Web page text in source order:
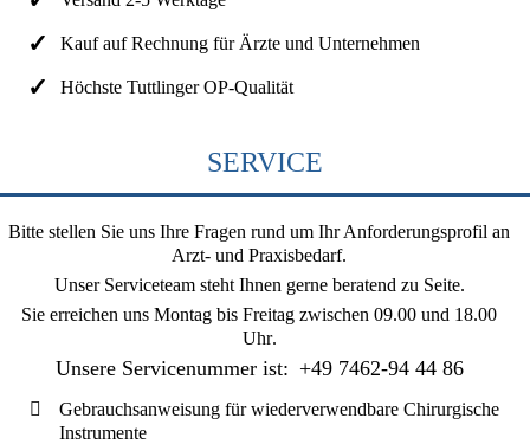
Kauf auf Rechnung für Ärzte und Unternehmen
Höchste Tuttlinger OP-Qualität
SERVICE
Bitte stellen Sie uns Ihre Fragen rund um Ihr Anforderungsprofil an
Arzt- und Praxisbedarf.
Unser Serviceteam steht Ihnen gerne beratend zu Seite.
Sie erreichen uns Montag bis Freitag zwischen 09.00 und 18.00
Uhr.
Unsere Servicenummer ist: +49 7462-94 44 86
Gebrauchsanweisung für wiederverwendbare Chirurgische
Instrumente